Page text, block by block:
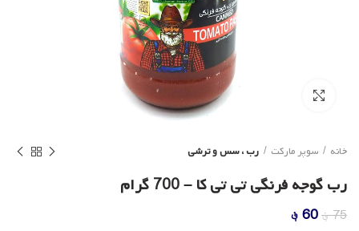
خانه سوپر مارکت رب ، سس و ترشی
رب گوجه فرنگی تی تی کا – 700 گرام
75؋قیمت
60؋